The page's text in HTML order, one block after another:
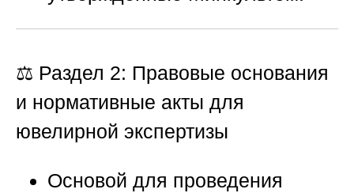
⚖️ Раздел 2: Правовые основания
и нормативные акты для
ювелирной экспертизы
Основой для проведения